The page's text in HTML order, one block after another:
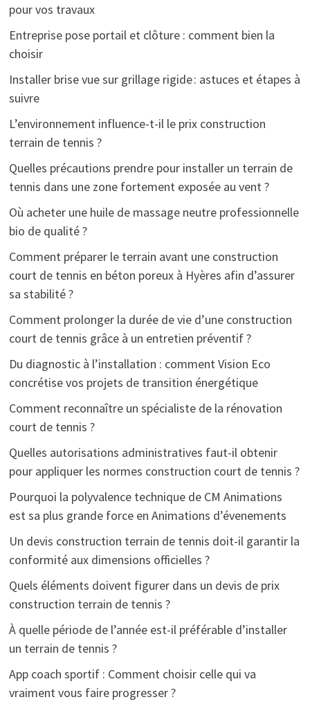
pour vos travaux
Entreprise pose portail et clôture : comment bien la
choisir
Installer brise vue sur grillage rigide : astuces et étapes à
suivre
L’environnement influence-t-il le prix construction
terrain de tennis ?
Quelles précautions prendre pour installer un terrain de
tennis dans une zone fortement exposée au vent ?
Où acheter une huile de massage neutre professionnelle
bio de qualité ?
Comment préparer le terrain avant une construction
court de tennis en béton poreux à Hyères afin d’assurer
sa stabilité ?
Comment prolonger la durée de vie d’une construction
court de tennis grâce à un entretien préventif ?
Du diagnostic à l’installation : comment Vision Eco
concrétise vos projets de transition énergétique
Comment reconnaître un spécialiste de la rénovation
court de tennis ?
Quelles autorisations administratives faut-il obtenir
pour appliquer les normes construction court de tennis ?
Pourquoi la polyvalence technique de CM Animations
est sa plus grande force en Animations d’évenements
Un devis construction terrain de tennis doit-il garantir la
conformité aux dimensions officielles ?
Quels éléments doivent figurer dans un devis de prix
construction terrain de tennis ?
À quelle période de l’année est-il préférable d’installer
un terrain de tennis ?
App coach sportif : Comment choisir celle qui va
vraiment vous faire progresser ?